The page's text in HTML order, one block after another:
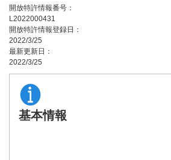
開放特許情報番号：
L2022000431
開放特許情報登録日：
2022/3/25
最新更新日：
2022/3/25
基本情報